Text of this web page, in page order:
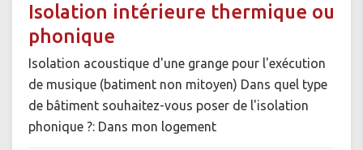
Isolation intérieure thermique ou
phonique
Isolation acoustique d'une grange pour l'exécution
de musique (batiment non mitoyen) Dans quel type
de bâtiment souhaitez-vous poser de l'isolation
phonique ?: Dans mon logement